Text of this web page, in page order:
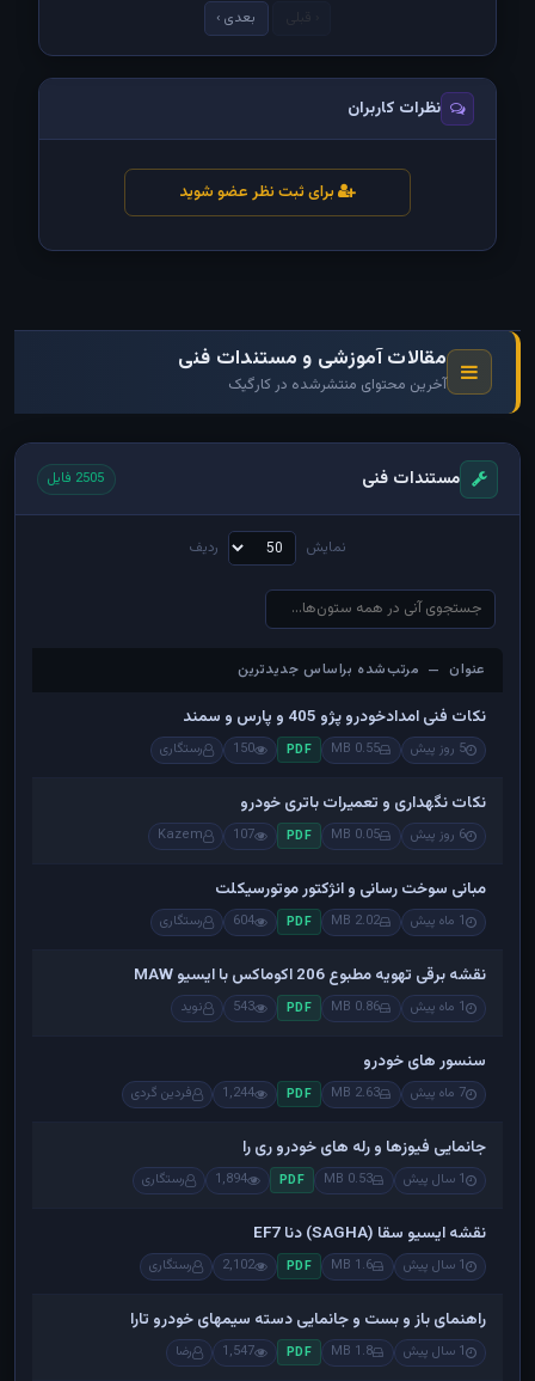
بعدی ›
نظرات کاربران
برای ثبت نظر عضو شوید
مقالات آموزشی و مستندات فنی
آخرین محتوای منتشرشده در کارگیک
مستندات فنی 2505 فایل
نمایش ردیف
عنوان — مرتب‌شده براساس جدیدترین
عنوان — مرتب‌شده براساس جدیدترین
نکات فنی امدادخودرو پژو 405 و پارس و سمند
5 روز پیش 0.55 MB
PDF
150 رستگاری
نکات نگهداری و تعمیرات باتری خودرو
6 روز پیش 0.05 MB
PDF
107
Kazem
مبانی سوخت رسانی و انژکتور موتورسیکلت
1 ماه پیش 2.02 MB
PDF
604 رستگاری
نقشه برقی تهویه مطبوع 206 اکوماکس با ایسیو MAW
1 ماه پیش 0.86 MB
PDF
543 نوید
سنسور های خودرو
7 ماه پیش 2.63 MB
PDF
1,244 فردین گردی
جانمایی فیوزها و رله های خودرو ری را
1 سال پیش 0.53 MB
PDF
1,894 رستگاری
نقشه ایسیو سقا (SAGHA) دنا EF7
1 سال پیش 1.6 MB
PDF
2,102 رستگاری
راهنمای باز و بست و جانمایی دسته سیمهای خودرو تارا
1 سال پیش 1.8 MB
PDF
1,547 رضا